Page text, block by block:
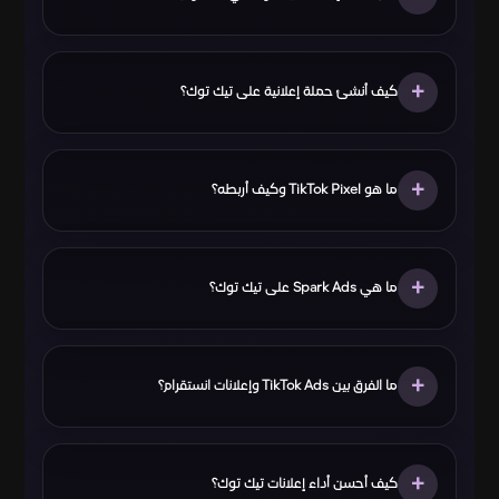
+ كيف أنشئ حملة إعلانية على تيك توك؟
+ ما هو TikTok Pixel وكيف أربطه؟
+ ما هي Spark Ads على تيك توك؟
+ ما الفرق بين TikTok Ads وإعلانات انستقرام؟
+ كيف أحسن أداء إعلانات تيك توك؟